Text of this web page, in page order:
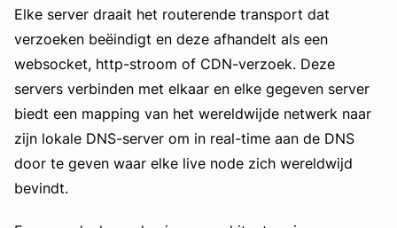
Elke server draait het routerende transport dat
verzoeken beëindigt en deze afhandelt als een
websocket, http-stroom of CDN-verzoek. Deze
servers verbinden met elkaar en elke gegeven server
biedt een mapping van het wereldwijde netwerk naar
zijn lokale DNS-server om in real-time aan de DNS
door te geven waar elke live node zich wereldwijd
bevindt.